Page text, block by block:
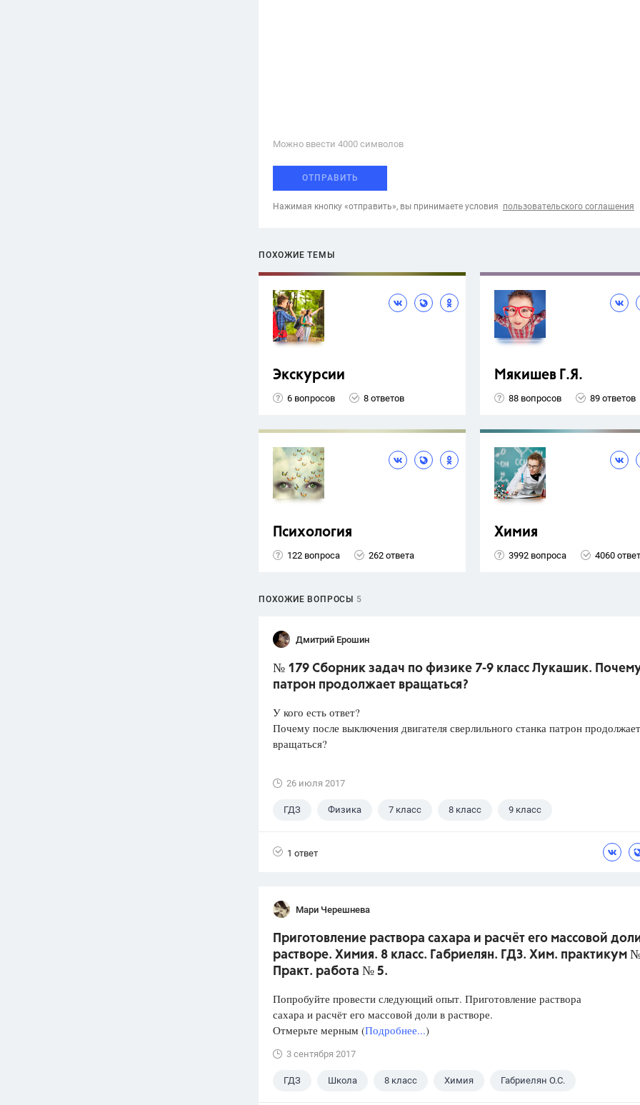
Можно ввести 4000 cимволов
ОТПРАВИТЬ
Нажимая кнопку «отправить», вы принимаете условия пользовательского соглашения
ПОХОЖИЕ ТЕМЫ
Экскурсии
6 вопросов 8 ответов
Мякишев Г.Я.
88 вопросов 89 ответов
Психология
122 вопроса 262 ответа
Химия
3992 вопроса 4060
ПОХОЖИЕ ВОПРОСЫ 5
Дмитрий Ерошин
№ 179 Сборник задач по физике 7-9 класс Лукашик.
патрон продолжает вращаться?
У кого есть ответ?
Почему после выключения двигателя сверлильного станка патрон продолжает
вращаться?
26 июля 2017
ГДЗ Физика 7 класс 8 класс 9 класс
1 ответ
Мари Черешнева
Приготовление раствора сахара и расчёт его массовой
растворе. Химия. 8 класс. Габриелян. ГДЗ. Хим. практикум
Практ. работа № 5.
Попробуйте провести следующий опыт. Приготовление раствора
сахара и расчёт его массовой доли в растворе.
Отмерьте мерным (Подробнее...)
3 сентября 2017
ГДЗ Школа 8 класс Химия Габриелян О.С.